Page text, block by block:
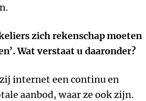
zich rekenschap moeten
Wat verstaat u daaronder?
internet een continu en
aanbod, waar ze ook zijn.